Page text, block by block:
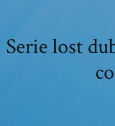
Serie lost